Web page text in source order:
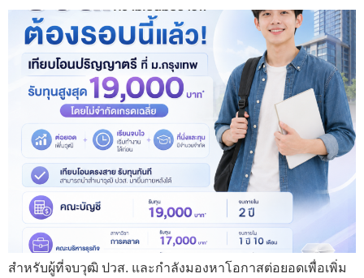
สำหรับผู้ที่จบวุฒิ ปวส. และกำลังมองหาโอกาสต่อยอดเพื่อเพิ่ม